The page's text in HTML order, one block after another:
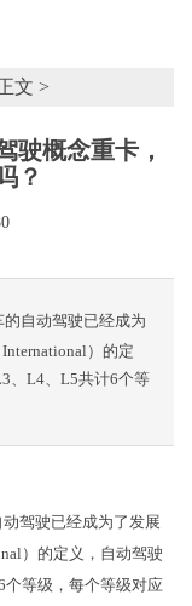
文 >
驶概念重卡，
？
自动驾驶已经成为
）的定
、L4、L5共计6个等
驾驶已经成为了发展
）的定义，自动驾驶
等级，每个等级对应